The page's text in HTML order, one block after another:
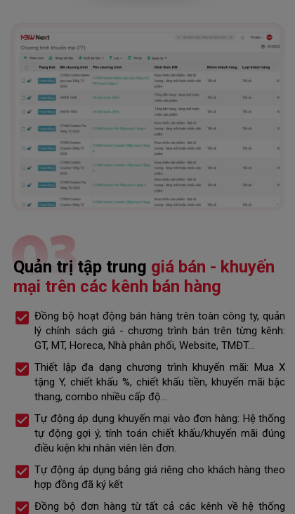
03
Quản trị tập trung giá bán - khuyến
mại trên các kênh bán hàng
Đồng bộ hoạt động bán hàng trên toàn công ty, quản
lý chính sách giá - chương trình bán trên từng kênh:
GT, MT, Horeca, Nhà phân phối, Website, TMĐT...
Thiết lập đa dạng chương trình khuyến mãi: Mua X
tặng Y, chiết khấu %, chiết khấu tiền, khuyến mãi bậc
thang, combo nhiều cấp độ...
Tự động áp dụng khuyến mại vào đơn hàng: Hệ thống
tự động gợi ý, tính toán chiết khấu/khuyến mãi đúng
điều kiện khi nhân viên lên đơn.
Tự động áp dụng bảng giá riêng cho khách hàng theo
hợp đồng đã ký kết
Đồng bộ đơn hàng từ tất cả các kênh về hệ thống